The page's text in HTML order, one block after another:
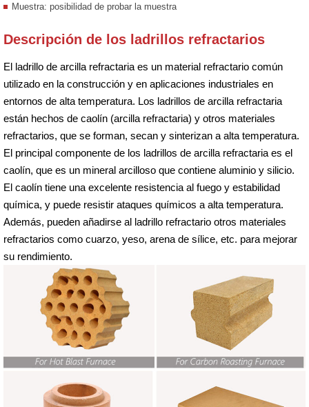
Muestra: posibilidad de probar la muestra
Descripción de los ladrillos refractarios
El ladrillo de arcilla refractaria es un material refractario común
utilizado en la construcción y en aplicaciones industriales en
entornos de alta temperatura. Los ladrillos de arcilla refractaria
están hechos de caolín (arcilla refractaria) y otros materiales
refractarios, que se forman, secan y sinterizan a alta temperatura.
El principal componente de los ladrillos de arcilla refractaria es el
caolín, que es un mineral arcilloso que contiene aluminio y silicio.
El caolín tiene una excelente resistencia al fuego y estabilidad
química, y puede resistir ataques químicos a alta temperatura.
Además, pueden añadirse al ladrillo refractario otros materiales
refractarios como cuarzo, yeso, arena de sílice, etc. para mejorar
su rendimiento.